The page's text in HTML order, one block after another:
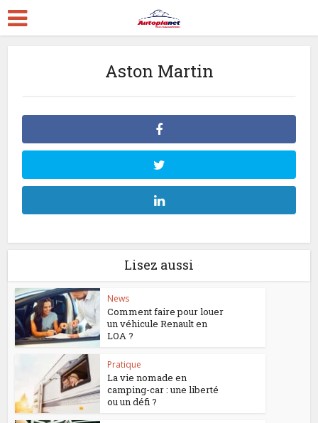
Aston Martin
Lisez aussi
News
Comment faire pour louer
un véhicule Renault en
LOA ?
Pratique
La vie nomade en
camping-car : une liberté
ou un défi ?